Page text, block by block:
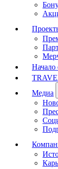
Начало
Медиа